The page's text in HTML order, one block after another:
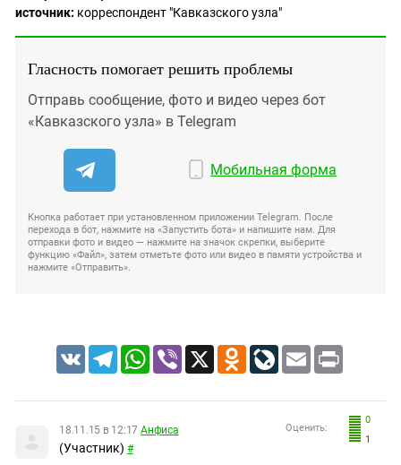
источник: корреспондент "Кавказского узла"
Гласность помогает решить проблемы
Отправь сообщение, фото и видео через бот
«Кавказского узла» в Telegram
Мобильная форма
Кнопка работает при установленном приложении Telegram. После
перехода в бот, нажмите на «Запустить бота» и напишите нам. Для
отправки фото и видео — нажмите на значок скрепки, выберите
функцию «Файл», затем отметьте фото или видео в памяти устройства и
нажмите «Отправить».
VK TelegramWhatsApp
Viber X Odnoklassniki
LiveJournal
Email Print
0
1
Оценить:
18.11.15 в 12:17 Анфиса
(Участник) #